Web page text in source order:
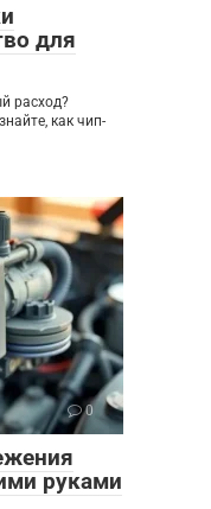
для
расход?
как чип-
0
руками